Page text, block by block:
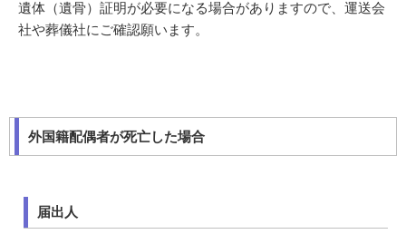
遺体（遺骨）証明が必要になる場合がありますので、運送会
社や葬儀社にご確認願います。
外国籍配偶者が死亡した場合
届出人